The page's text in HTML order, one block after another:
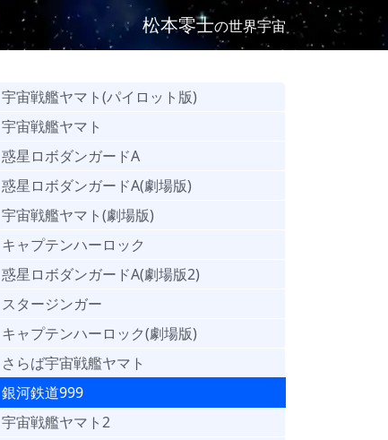
松本零士の世界宇宙
宇宙戦艦ヤマト(パイロット版)
宇宙戦艦ヤマト
惑星ロボダンガードA
惑星ロボダンガードA(劇場版)
宇宙戦艦ヤマト(劇場版)
キャプテンハーロック
惑星ロボダンガードA(劇場版2)
スタージンガー
キャプテンハーロック(劇場版)
さらば宇宙戦艦ヤマト
銀河鉄道999
宇宙戦艦ヤマト2